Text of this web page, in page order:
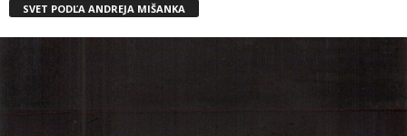
SVET PODĽA ANDREJA MIŠANKA